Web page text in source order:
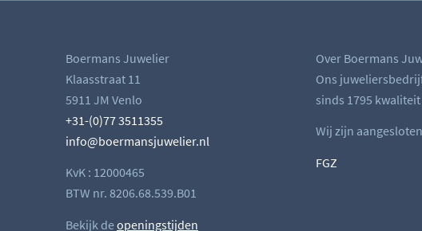
Boermans Juwelier
Klaasstraat 11
5911 JM Venlo
+31-(0)77 3511355
info@boermansjuwelier.nl
KvK : 12000465
BTW nr. 8206.68.539.B01
Bekijk deopeningstijden
Over Boermans
Ons
sinds 1795
Wij zijn
FGZ